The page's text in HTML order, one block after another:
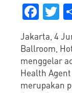
Jakarta, 4
Ballroom,
menggelar
Health
merupakan